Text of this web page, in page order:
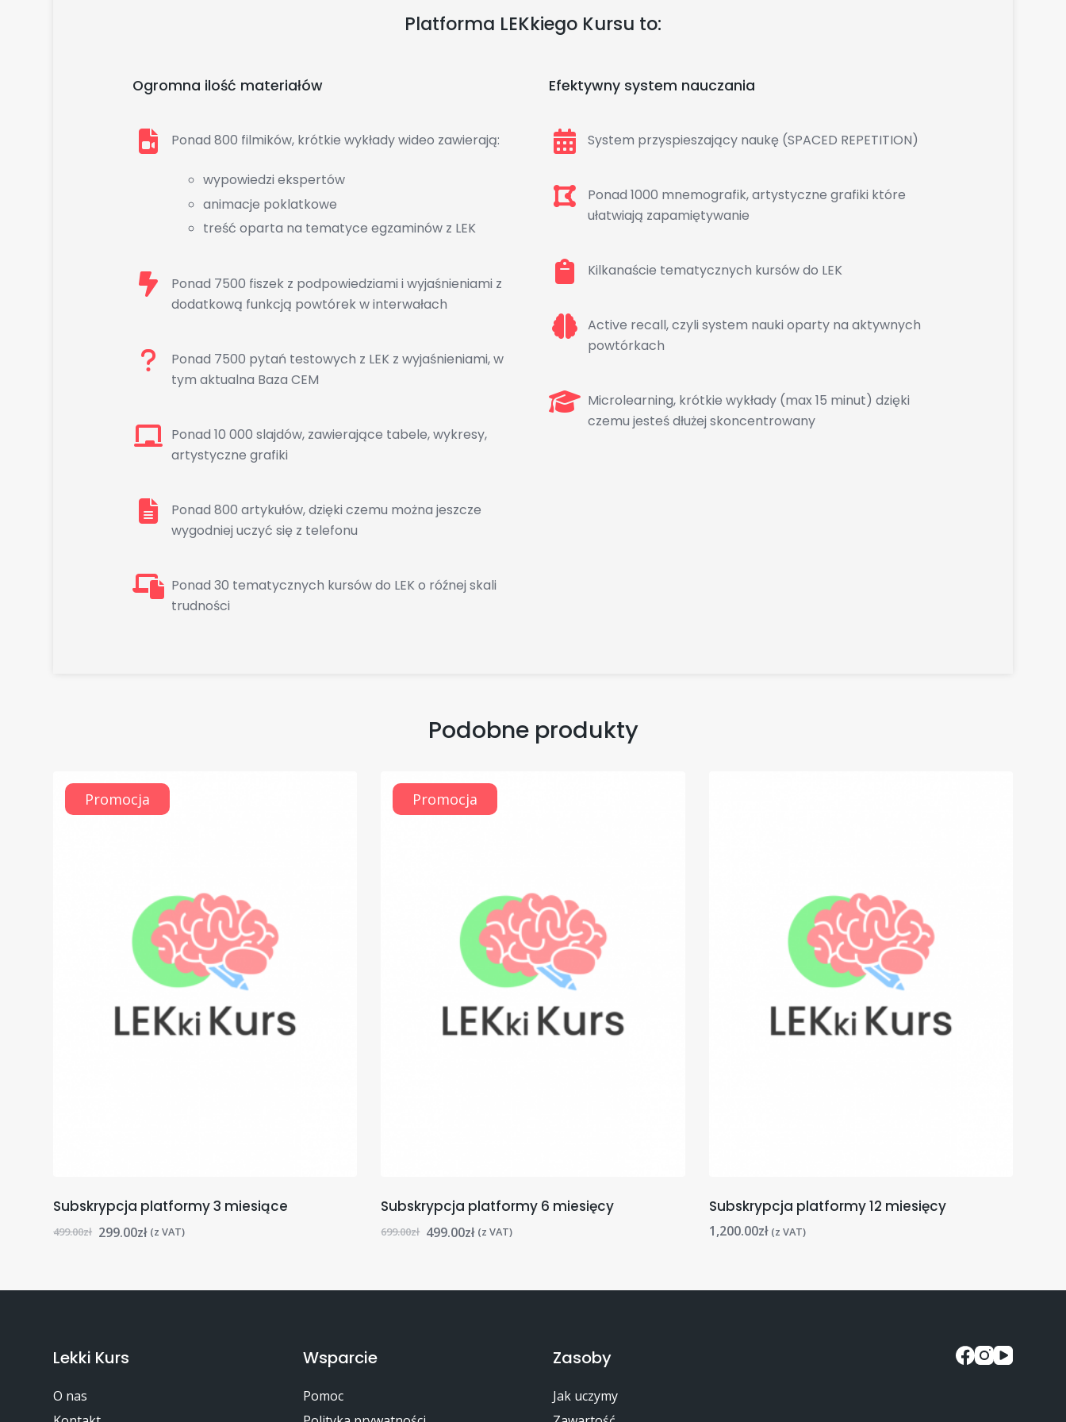
Platforma LEKkiego Kursu to:
Ogromna ilość materiałów
Ponad 800 filmików, krótkie wykłady wideo zawierają:
wypowiedzi ekspertów
animacje poklatkowe
treść oparta na tematyce egzaminów z LEK
Ponad 7500 fiszek z podpowiedziami i wyjaśnieniami z
dodatkową funkcją powtórek w interwałach
Ponad 7500 pytań testowych z LEK z wyjaśnieniami, w
tym aktualna Baza CEM
Ponad 10 000 slajdów, zawierające tabele, wykresy,
artystyczne grafiki
Ponad 800 artykułów, dzięki czemu można jeszcze
wygodniej uczyć się z telefonu
Ponad 30 tematycznych kursów do LEK o róźnej skali
trudności
Efektywny system nauczania
System przyspieszający naukę (SPACED REPETITION)
Ponad 1000 mnemografik, artystyczne grafiki które
ułatwiają zapamiętywanie
Kilkanaście tematycznych kursów do LEK
Active recall, czyli system nauki oparty na aktywnych
powtórkach
Microlearning, krótkie wykłady (max 15 minut) dzięki
czemu jesteś dłużej skoncentrowany
Podobne produkty
Promocja
Subskrypcja platformy 3 miesiące
499.00zł 299.00zł (z VAT)
Promocja
Subskrypcja platformy 6 miesięcy
699.00zł 499.00zł (z VAT)
Subskrypcja platformy 12 miesięcy
1,200.00zł (z VAT)
Lekki Kurs
O nas
Wsparcie
Pomoc
Zasoby
Jak uczymy